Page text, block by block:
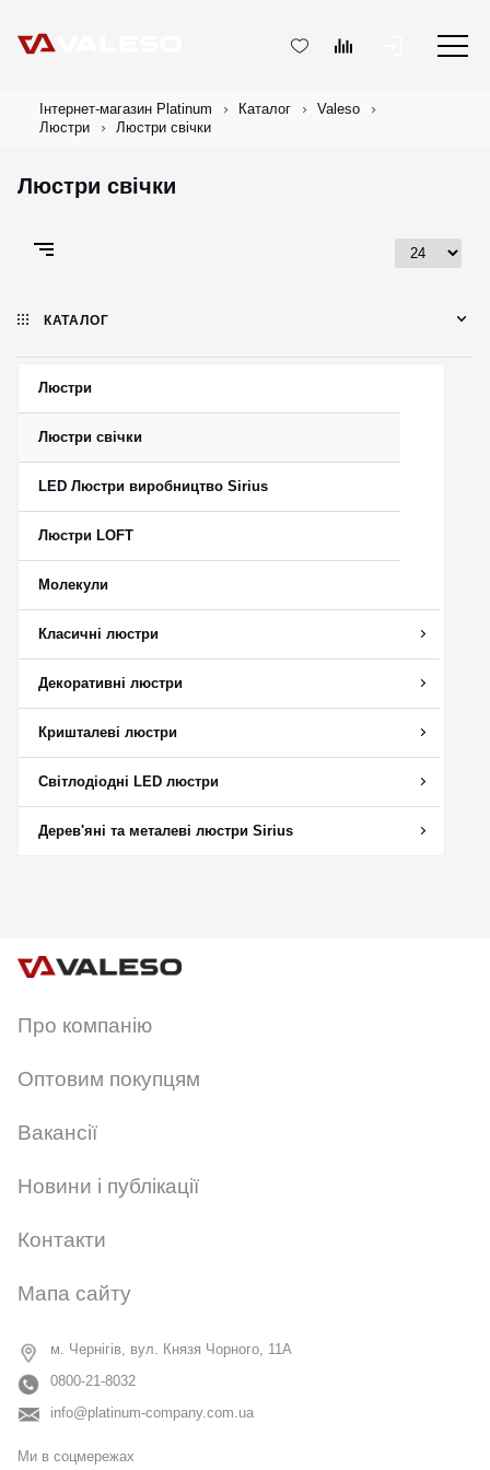
Інтернет-магазин Platinum Каталог
Valeso
Люстри
Люстри свічки
Люстри свічки
КАТАЛОГ
Люстри
Люстри свічки
LED Люстри виробництво Sirius
Люстри LOFT
Молекули
Класичні люстри
Декоративні люстри
Кришталеві люстри
Світлодіодні LED люстри
Дерев'яні та металеві люстри Sirius
Про компанію
Оптовим покупцям
Вакансії
Новини і публікації
Контакти
Мапа сайту
м. Чернігів, вул. Князя Чорного, 11А
0800-21-8032
info@platinum-company.com.ua
Ми в соцмережах